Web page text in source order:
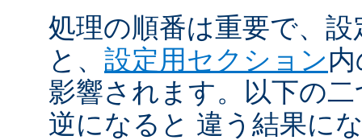
処理の順番は重要で、
と、 設定用セクション
影響されます。以下の
逆になると 違う結果に